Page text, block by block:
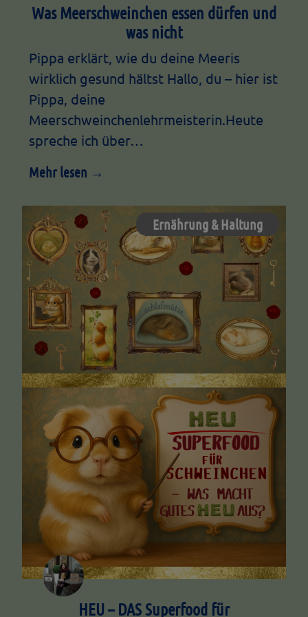
Was Meerschweinchen essen dürfen und
was nicht
Pippa erklärt, wie du deine Meeris
wirklich gesund hältst Hallo, du – hier ist
Pippa, deine
Meerschweinchenlehrmeisterin.Heute
spreche ich über…
Mehr lesen →
Ernährung & Haltung
HEU – DAS Superfood für